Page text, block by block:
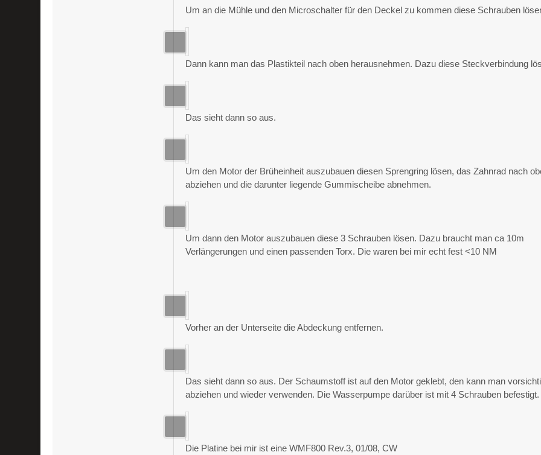
Um an die Mühle und den Microschalter für den Deckel zu kommen diese Schrauben
Dann kann man das Plastikteil nach oben herausnehmen. Dazu diese Steckverbindung
Das sieht dann so aus.
Um den Motor der Brüheinheit auszubauen diesen Sprengring lösen, das Zahnrad nach
abziehen und die darunter liegende Gummischeibe abnehmen.
Um dann den Motor auszubauen diese 3 Schrauben lösen. Dazu braucht man ca 10m
Verlängerungen und einen passenden Torx. Die waren bei mir echt fest <10 NM
Vorher an der Unterseite die Abdeckung entfernen.
Das sieht dann so aus. Der Schaumstoff ist auf den Motor geklebt, den kann man
abziehen und wieder verwenden. Die Wasserpumpe darüber ist mit 4 Schrauben befestigt.
Die Platine bei mir ist eine WMF800 Rev.3, 01/08, CW